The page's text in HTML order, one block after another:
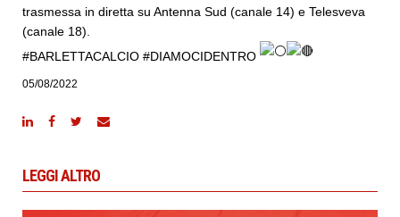
trasmessa in diretta su Antenna Sud (canale 14) e Telesveva
(canale 18).
#BARLETTACALCIO #DIAMOCIDENTRO
05/08/2022
LEGGI ALTRO